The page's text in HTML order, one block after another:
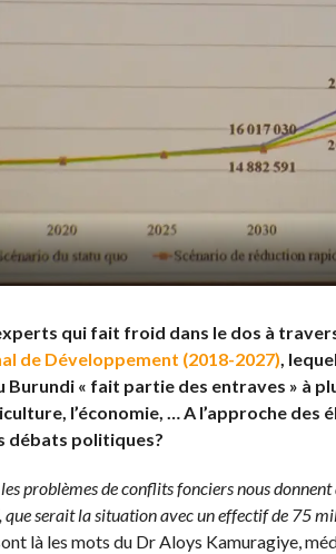
qui fait froid dans le dos à
de Développement (2018-2027),
Burundi « fait partie des entraves » à
l’économie, … A l’approche
débats politiques?
problèmes de conflits fonciers nous
serait la situation avec un effectif de 75
là les mots du Dr Aloys Kamuragiye,